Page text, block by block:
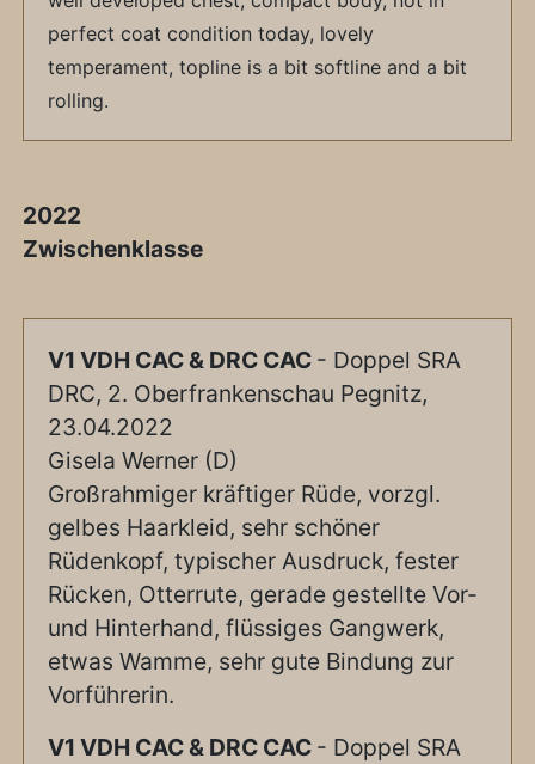
perfect coat condition today, lovely
temperament, topline is a bit softline and a bit
rolling.
2022
Zwischenklasse
V1 VDH CAC & DRC CAC - Doppel SRA
DRC, 2. Oberfrankenschau Pegnitz,
23.04.2022
Gisela Werner (D)
Großrahmiger kräftiger Rüde, vorzgl.
gelbes Haarkleid, sehr schöner
Rüdenkopf, typischer Ausdruck, fester
Rücken, Otterrute, gerade gestellte Vor-
und Hinterhand, flüssiges Gangwerk,
etwas Wamme, sehr gute Bindung zur
Vorführerin.
V1 VDH CAC & DRC CAC - Doppel SRA